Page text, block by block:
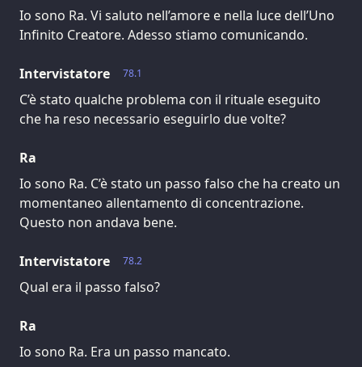
Io sono Ra. Vi saluto nell’amore e nella luce dell’Uno
Infinito Creatore. Adesso stiamo comunicando.
78.1
Intervistatore
C’è stato qualche problema con il rituale eseguito
che ha reso necessario eseguirlo due volte?
Ra
Io sono Ra. C’è stato un passo falso che ha creato un
momentaneo allentamento di concentrazione.
Questo non andava bene.
78.2
Intervistatore
Qual era il passo falso?
Ra
Io sono Ra. Era un passo mancato.